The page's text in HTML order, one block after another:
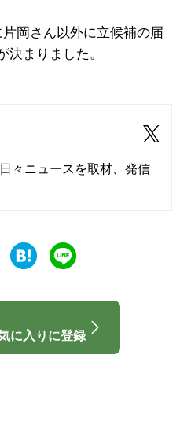
岡さん以外に立候補の届
決まりました。
々ニュースを取材、発信
に入りに登録